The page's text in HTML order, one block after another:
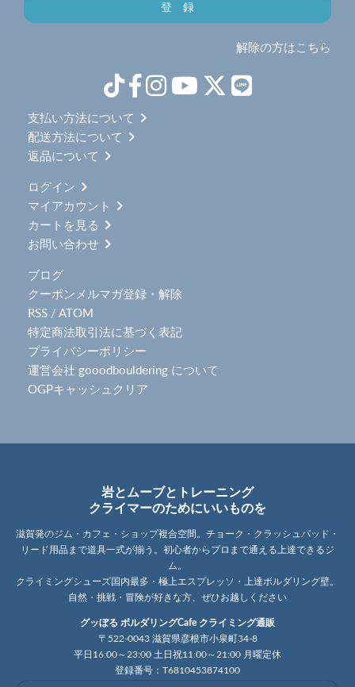
解除の方はこちら
支払い方法について
配送方法について
返品について
ログイン
マイアカウント
カートを見る
お問い合わせ
ブログ
クーポンメルマガ登録・解除
RSS / ATOM
特定商法取引法に基づく表記
プライバシーポリシー
運営会社 gooodbouldering について
OGPキャッシュクリア
岩とムーブとトレーニング
クライマーのためにいいものを
滋賀発のジム・カフェ・ショップ複合空間。チョーク・クラッシュパッド・
リード用品まで道具一式が揃う。初心者からプロまで通える上達できるジ
ム。
クライミングシューズ国内最多・極上エスプレッソ・上達ボルダリング壁。
自然・挑戦・冒険が好きな方、ぜひお越しください
グッぼる ボルダリングCafe クライミング通販
〒522-0043 滋賀県彦根市小泉町34-8
平日16:00～23:00 土日祝11:00～21:00 月曜定休
登録番号：T6810453874100